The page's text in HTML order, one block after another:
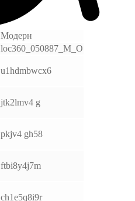
Модерн
loc360_050887_M_O
u1hdmbwcx6
jtk2lmv4 g
pkjv4 gh58
ftbi8y4j7m
ch1e5q8i9r